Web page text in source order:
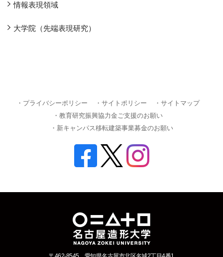
情報表現領域
大学院（先端表現研究）
・プライバシーポリシー ・サイトポリシー
・サイトマップ
・教育研究振興協力金ご支援のお願い
・新キャンパス移転建築事業募金のお願い